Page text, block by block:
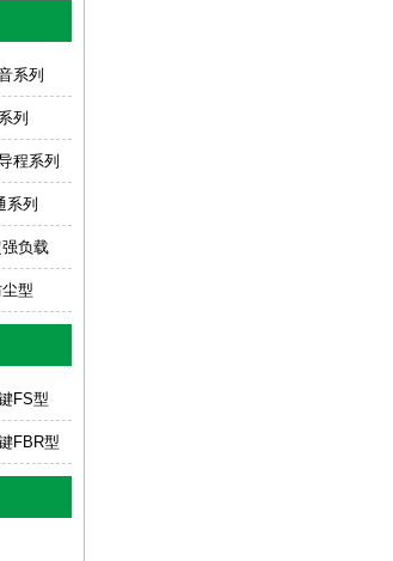
系列
列
程系列
系列
负载
型
FS型
FBR型